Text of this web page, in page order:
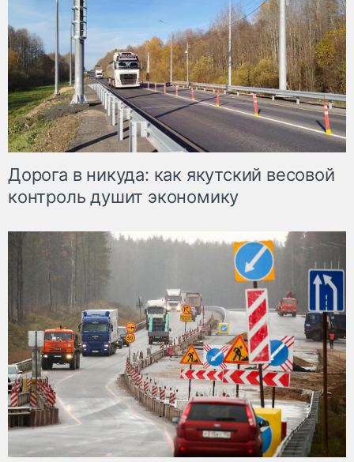
Дорога в никуда: как якутский весовой
контроль душит экономику